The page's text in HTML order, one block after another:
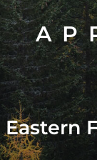
Eastern